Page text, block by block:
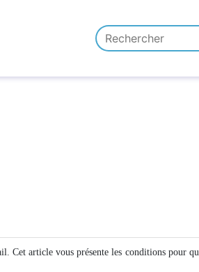
Cet article vous présente les conditions pour